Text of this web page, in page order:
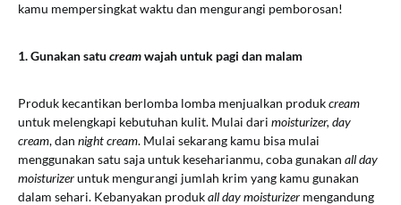
kamu mempersingkat waktu dan mengurangi pemborosan!
1. Gunakan satu creamwajahuntuk pagi dan malam
Produk kecantikan berlomba lomba menjualkan produkcream
untuk melengkapi kebutuhan kulit. Mulai dari moisturizer, day
cream, dan night cream. Mulai sekarang kamu bisa mulai
menggunakan satu saja untuk keseharianmu, coba gunakan all day
moisturizeruntuk mengurangi jumlah krim yang kamu gunakan
dalam sehari. Kebanyakan produkall day moisturizer mengandung